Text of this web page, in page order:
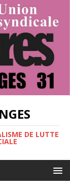
DE LUTTE